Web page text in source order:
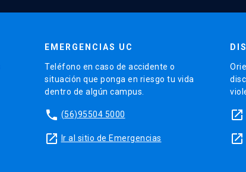
EMERGENCIAS UC
Teléfono en caso de accidente o
situación que ponga en riesgo tu vida
dentro de algún campus.
phone (56)95504 5000
launch Ir al sitio de Emergencias
launch
launch